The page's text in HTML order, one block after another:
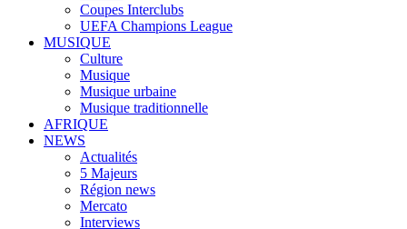
Coupes Interclubs
UEFA Champions League
MUSIQUE
Culture
Musique
Musique urbaine
Musique traditionnelle
AFRIQUE
NEWS
Actualités
5 Majeurs
Région news
Mercato
Interviews